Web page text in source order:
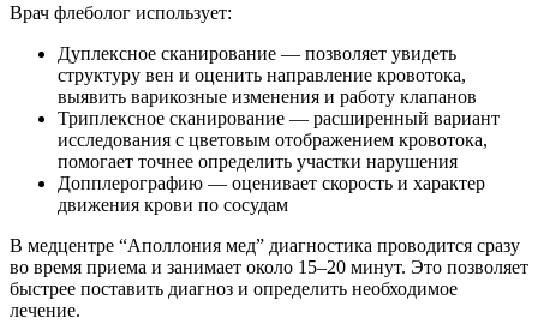
Врач флеболог использует:
Дуплексное сканирование — позволяет увидеть
структуру вен и оценить направление кровотока,
выявить варикозные изменения и работу клапанов
Триплексное сканирование — расширенный вариант
исследования с цветовым отображением кровотока,
помогает точнее определить участки нарушения
Допплерографию — оценивает скорость и характер
движения крови по сосудам
В медцентре “Аполлония мед” диагностика проводится сразу
во время приема и занимает около 15–20 минут. Это позволяет
быстрее поставить диагноз и определить необходимое
лечение.